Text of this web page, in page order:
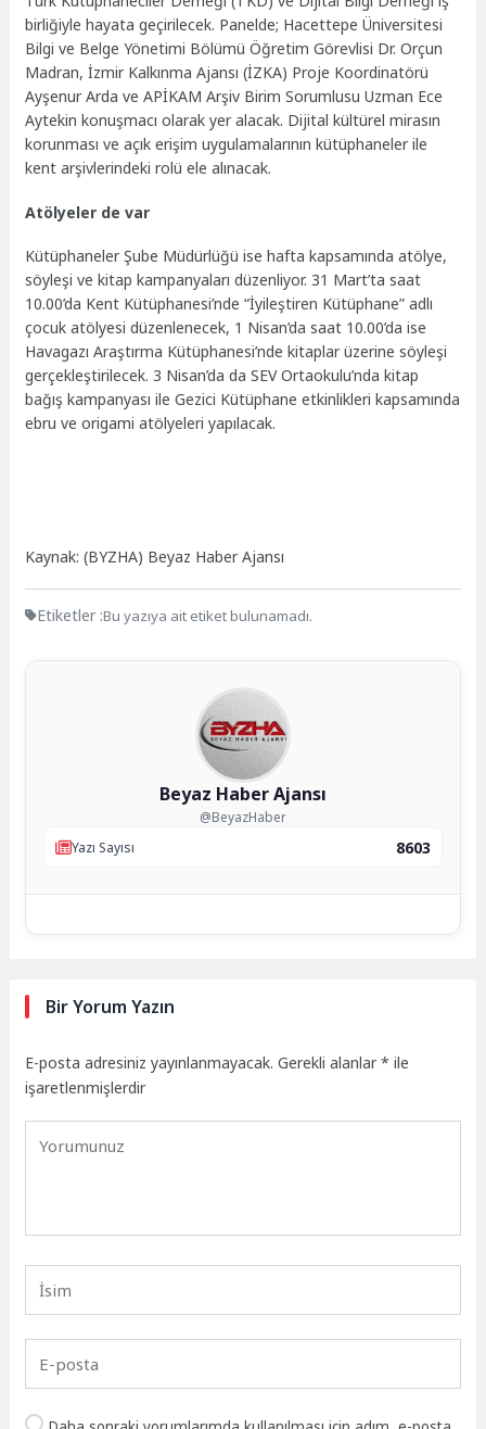
birliğiyle hayata geçirilecek. Panelde; Hacettepe Üniversitesi
Bilgi ve Belge Yönetimi Bölümü Öğretim Görevlisi Dr. Orçun
Madran, İzmir Kalkınma Ajansı (İZKA) Proje Koordinatörü
Ayşenur Arda ve APİKAM Arşiv Birim Sorumlusu Uzman Ece
Aytekin konuşmacı olarak yer alacak. Dijital kültürel mirasın
korunması ve açık erişim uygulamalarının kütüphaneler ile
kent arşivlerindeki rolü ele alınacak.
Atölyeler de var
Kütüphaneler Şube Müdürlüğü ise hafta kapsamında atölye,
söyleşi ve kitap kampanyaları düzenliyor. 31 Mart’ta saat
10.00’da Kent Kütüphanesi’nde “İyileştiren Kütüphane” adlı
çocuk atölyesi düzenlenecek, 1 Nisan’da saat 10.00’da ise
Havagazı Araştırma Kütüphanesi’nde kitaplar üzerine söyleşi
gerçekleştirilecek. 3 Nisan’da da SEV Ortaokulu’nda kitap
bağış kampanyası ile Gezici Kütüphane etkinlikleri kapsamında
ebru ve origami atölyeleri yapılacak.
Kaynak: (BYZHA) Beyaz Haber Ajansı
Etiketler :Bu yazıya ait etiket bulunamadı.
Beyaz Haber Ajansı
@BeyazHaber
Yazı Sayısı
8603
Bir Yorum Yazın
E-posta adresiniz yayınlanmayacak. Gerekli alanlar* ile
işaretlenmişlerdir